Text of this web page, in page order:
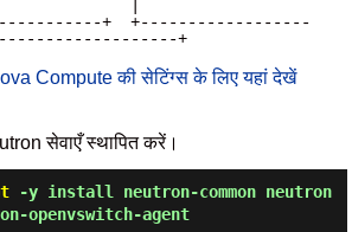
+  +------------------
+
Compute की सेटिंग्स के लिए यहां देखें
सेवाएँ स्थापित करें।
-y install neutron-common neutron
openvswitch-agent